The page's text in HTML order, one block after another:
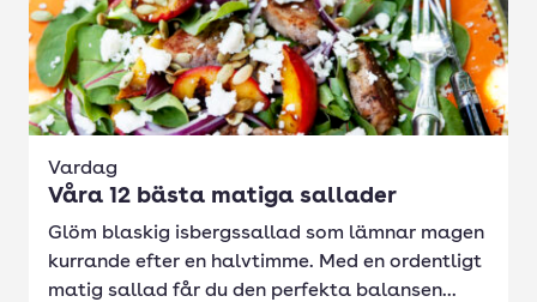
Vardag
Våra 12 bästa matiga sallader
Glöm blaskig isbergssallad som lämnar magen
kurrande efter en halvtimme. Med en ordentligt
matig sallad får du den perfekta balansen...